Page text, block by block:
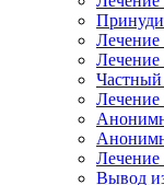
Лечение
Лечение
Частный
Лечение
Лечение
Вывод